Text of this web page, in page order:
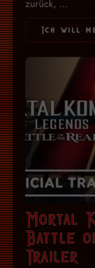
zurück, ...
Ich will
Mortal
Battle
Trailer